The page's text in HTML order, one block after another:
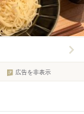
広告を非表示